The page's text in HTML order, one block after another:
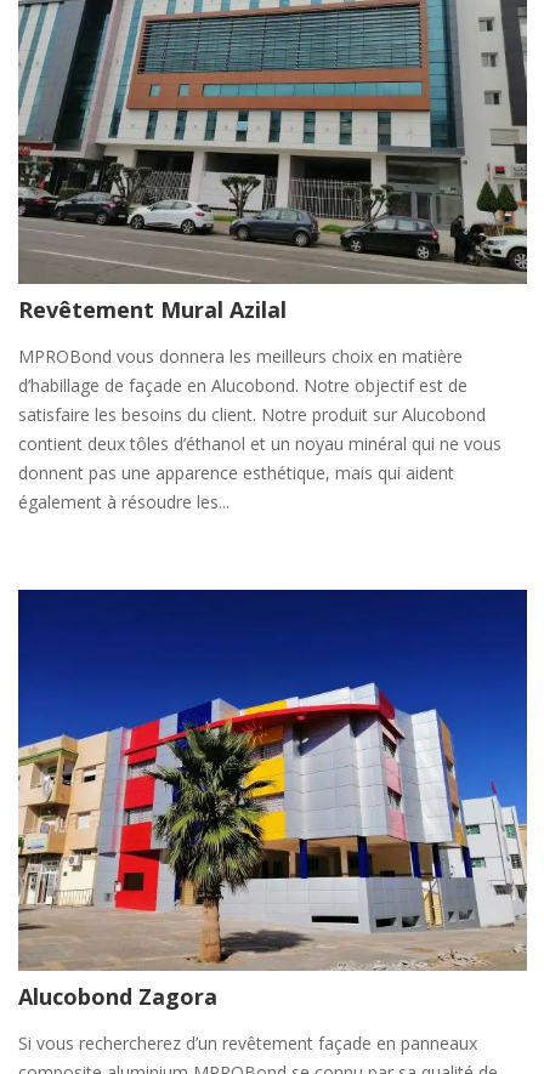
Revêtement Mural Azilal
MPROBond vous donnera les meilleurs choix en matière
d’habillage de façade en Alucobond. Notre objectif est de
satisfaire les besoins du client. Notre produit sur Alucobond
contient deux tôles d’éthanol et un noyau minéral qui ne vous
donnent pas une apparence esthétique, mais qui aident
également à résoudre les...
Alucobond Zagora
Si vous rechercherez d’un revêtement façade en panneaux